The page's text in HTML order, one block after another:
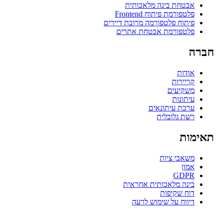
אבטחת בינה מלאכותית
פלטפורמת פיתוח Frontend
פיתוח פלטפורמה מרובת דיירים
פלטפורמת אבטחת אתרים
חברה
אודות
קריירות
משקיעים
עיתונות
ערכת עיתונאים
רשת גלובלית
תאימות
משאבי ציות
אמון
GDPR
בינה מלאכותית אחראית
דוח שקיפות
דיווח על שימוש לרעה